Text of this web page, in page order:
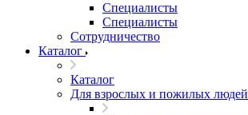
Специалисты
Специалисты
Сотрудничество
Каталог
Каталог
Для взрослых и пожилых людей